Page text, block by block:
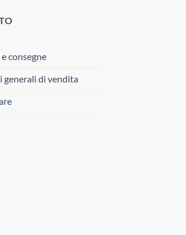
consegne
generali di vendita